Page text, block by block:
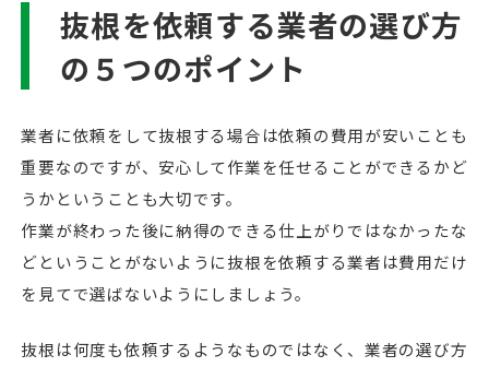
抜根を依頼する業者の選び方
の５つのポイント
業者に依頼をして抜根する場合は依頼の費用が安いことも
重要なのですが、安心して作業を任せることができるかど
うかということも大切です。
作業が終わった後に納得のできる仕上がりではなかったな
どということがないように抜根を依頼する業者は費用だけ
を見てで選ばないようにしましょう。
抜根は何度も依頼するようなものではなく、業者の選び方